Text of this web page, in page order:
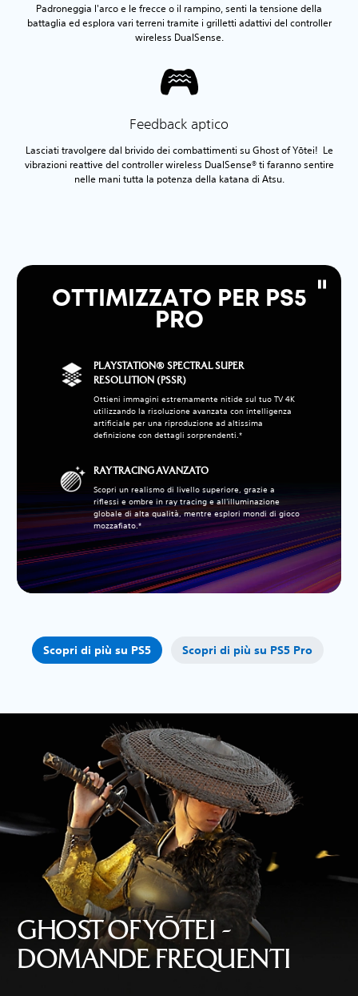
Padroneggia l'arco e le frecce o il rampino, senti la tensione della
battaglia ed esplora vari terreni tramite i grilletti adattivi del controller
wireless DualSense.
Feedback aptico
Lasciati travolgere dal brivido dei combattimenti su Ghost of Yōtei! Le
vibrazioni reattive del controller wireless DualSense® ti faranno sentire
nelle mani tutta la potenza della katana di Atsu.
OTTIMIZZATO PER PS5
PRO
PLAYSTATION® SPECTRAL SUPER
RESOLUTION (PSSR)
Ottieni immagini estremamente nitide sul tuo TV 4K
utilizzando la risoluzione avanzata con intelligenza
artificiale per una riproduzione ad altissima
definizione con dettagli sorprendenti.*
RAY TRACING AVANZATO
Scopri un realismo di livello superiore, grazie a
riflessi e ombre in ray tracing e all'illuminazione
globale di alta qualità, mentre esplori mondi di gioco
mozzafiato.*
Scopri di più su PS5 Scopri di più su PS5 Pro
GHOST OF YŌTEI -
DOMANDE FREQUENTI